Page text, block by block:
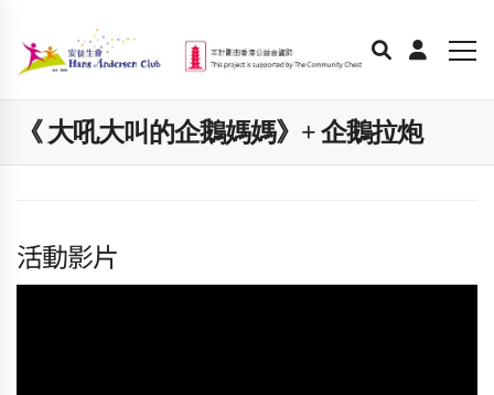
《 大吼大叫的企鵝媽媽》+ 企鵝拉炮
活動影片